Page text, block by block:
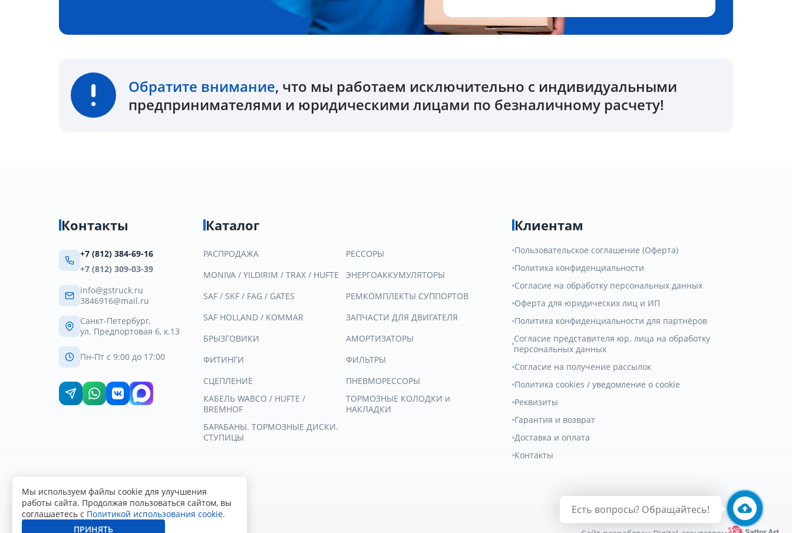
Есть вопросы? Обращайтесь!
Обратите внимание, что мы работаем исключительно с индивидуальными
предпринимателями и юридическими лицами по безналичному расчету!
Контакты
+7 (812) 384-69-16
+7 (812) 309-03-39
info@gstruck.ru
3846916@mail.ru
Санкт-Петербург,
ул. Предпортовая 6, к.13
Пн-Пт с 9:00 до 17:00
Каталог
РАСПРОДАЖА
MONIVA / YILDIRIM / TRAX / HUFTE
SAF / SKF / FAG / GATES
SAF HOLLAND / KOMMAR
БРЫЗГОВИКИ
ФИТИНГИ
СЦЕПЛЕНИЕ
КАБЕЛЬ WABCO / HUFTE /
BREMHOF
БАРАБАНЫ. ТОРМОЗНЫЕ ДИСКИ.
СТУПИЦЫ
РЕССОРЫ
ЭНЕРГОАККУМУЛЯТОРЫ
РЕМКОМПЛЕКТЫ СУППОРТОВ
ЗАПЧАСТИ ДЛЯ ДВИГАТЕЛЯ
АМОРТИЗАТОРЫ
ФИЛЬТРЫ
ПНЕВМОРЕССОРЫ
ТОРМОЗНЫЕ КОЛОДКИ и
НАКЛАДКИ
Клиентам
Пользовательское соглашение (Оферта)
Политика конфиденциальности
Согласие на обработку персональных данных
Оферта для юридических лиц и ИП
Политика конфиденциальности для партнёров
Согласие представителя юр. лица на обработку
персональных данных
Согласие на получение рассылок
Политика cookies / уведомление о cookie
Реквизиты
Гарантия и возврат
Доставка и оплата
Контакты
Мы используем файлы cookie для улучшения
работы сайта. Продолжая пользоваться сайтом, вы
соглашаетесь с Политикой использования cookie.
ПРИНЯТЬ